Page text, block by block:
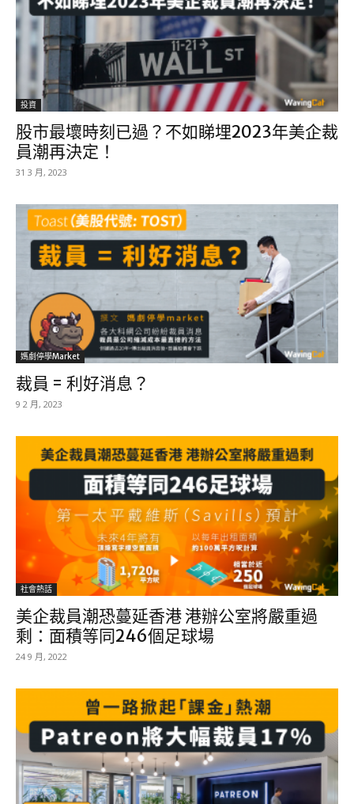
投資
股市最壞時刻已過？不如睇埋2023年美企裁
員潮再決定！
31 3 月, 2023
媽劇停學market
裁員 = 利好消息？
9 2 月, 2023
社會熱話
美企裁員潮恐蔓延香港 港辦公室將嚴重過
剩：面積等同246個足球場
24 9 月, 2022